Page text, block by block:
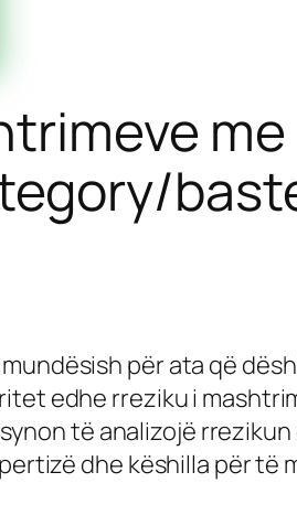
me
për ata që
edhe rreziku i
të analizojë rrezikun
dhe këshilla për të